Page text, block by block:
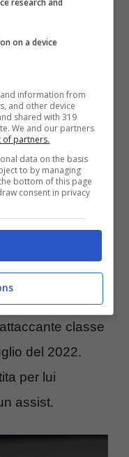
è ora
in
l’unica
Futuro per
C mala Turchia
a salutare sarà
classe
del 2022.
per lui
assist.
research and
on a device
information from
and other device
shared with 319
We and our partners
of partners.
data on the basis
to by managing
bottom of this page
consent in privacy